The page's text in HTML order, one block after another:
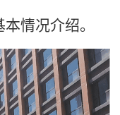
情况介绍。